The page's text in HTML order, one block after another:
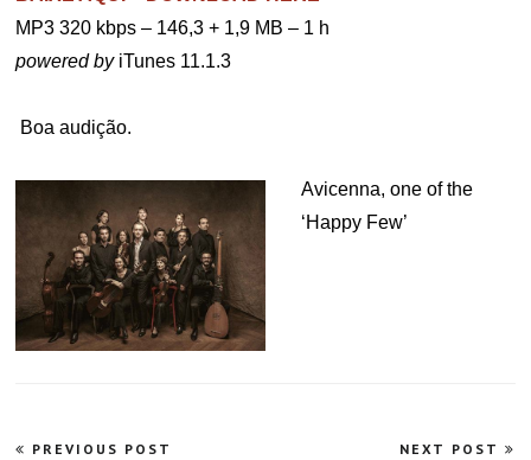
MP3 320 kbps – 146,3 + 1,9 MB – 1 h
powered byiTunes 11.1.3
Boa audição.
Avicenna, one of the
‘Happy Few’
Navegação
PREVIOUS POST NEXT POST